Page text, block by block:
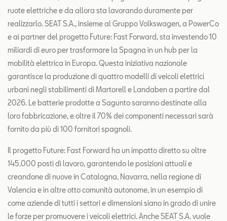
ruote elettriche e da allora sta lavorando duramente per
realizzarlo. SEAT S.A., insieme al Gruppo Volkswagen, a PowerCo
e ai partner del progetto Future: Fast Forward, sta investendo 10
miliardi di euro per trasformare la Spagna in un hub per la
mobilità elettrica in Europa. Questa iniziativa nazionale
garantisce la produzione di quattro modelli di veicoli elettrici
urbani negli stabilimenti di Martorell e Landaben a partire dal
2026. Le batterie prodotte a Sagunto saranno destinate alla
loro fabbricazione, e oltre il 70% dei componenti necessari sarà
fornito da più di 100 fornitori spagnoli.
Il progetto Future: Fast Forward ha un impatto diretto su oltre
145.000 posti di lavoro, garantendo le posizioni attuali e
creandone di nuove in Catalogna, Navarra, nella regione di
Valencia e in altre otto comunità autonome, in un esempio di
come aziende di tutti i settori e dimensioni siano in grado di unire
le forze per promuovere i veicoli elettrici. Anche SEAT S.A. vuole